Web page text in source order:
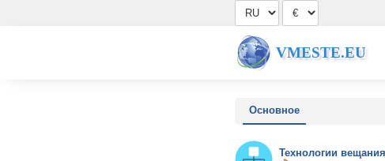
VMESTE.EU
Основное
Технологии